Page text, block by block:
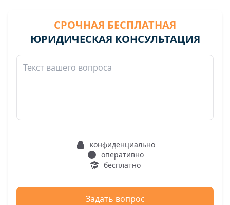
СРОЧНАЯ БЕСПЛАТНАЯ
ЮРИДИЧЕСКАЯ КОНСУЛЬТАЦИЯ
конфиденциально
оперативно
бесплатно
Задать вопрос